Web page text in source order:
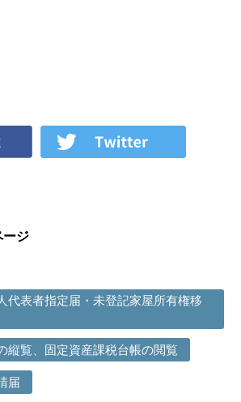
ージ
代表者指定届・未登記家屋所有権移
縦覧、固定資産課税台帳の閲覧
届